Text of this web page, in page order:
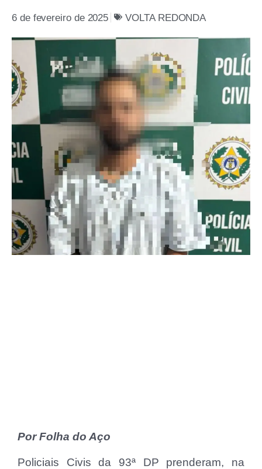
6 de fevereiro de 2025 VOLTA REDONDA
Por Folha do Aço
Policiais Civis da 93ª DP prenderam, na